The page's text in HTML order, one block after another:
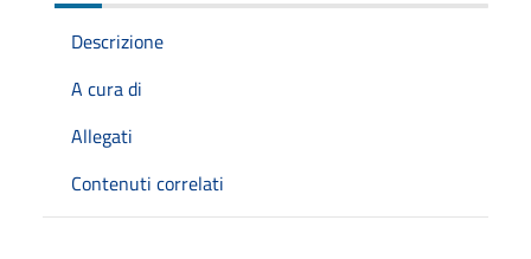
Descrizione
A cura di
Allegati
Contenuti correlati